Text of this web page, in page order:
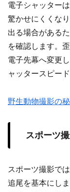
電子シャッター
驚かせにくくな
出る場合がある
を確認します。
電子先幕へ変更
ャッタースピー
野生動物撮影の
スポーツ
スポーツ撮影で
追尾を基本にし